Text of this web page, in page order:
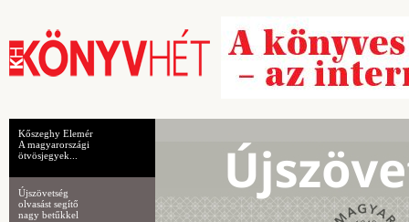
Kőszeghy Elemér
A magyarországi
ötvösjegyek...
Újszövetség
olvasást segítő
nagy betűkkel